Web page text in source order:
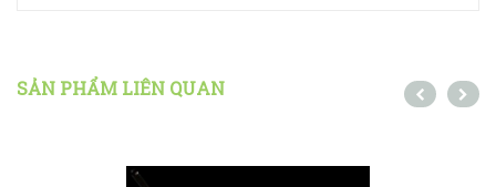
SẢN PHẨM LIÊN QUAN